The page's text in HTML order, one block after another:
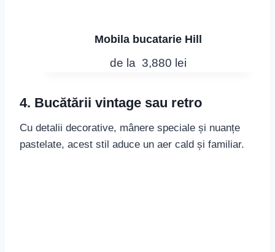
Mobila bucatarie Hill
de la 3,880 lei
4. Bucătării vintage sau retro
Cu detalii decorative, mânere speciale și nuanțe
pastelate, acest stil aduce un aer cald și familiar.